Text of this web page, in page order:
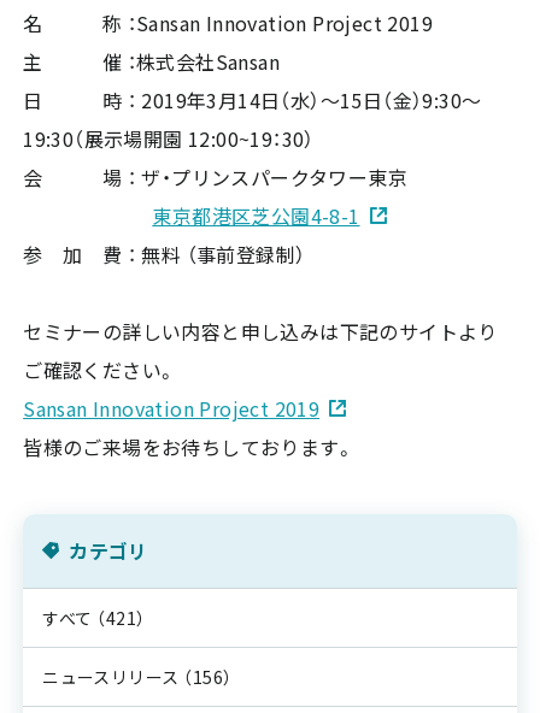
名 称 ：Sansan Innovation Project 2019
主 催 ：株式会社Sansan
日 時 ： 2019年3月14日（水）～15日（金）9:30～
19:30（展示場開園 12:00~19：30）
会 場 ： ザ・プリンスパークタワー東京
東京都港区芝公園4-8-1
参 加 費 ： 無料 （事前登録制）
セミナーの詳しい内容と申し込みは下記のサイトより
ご確認ください。
Sansan Innovation Project 2019
皆様のご来場をお待ちしております。
カテゴリ
すべて （421）
ニュースリリース （156）